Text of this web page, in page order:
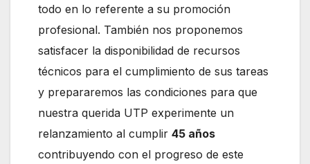
todo en lo referente a su promoción
profesional. También nos proponemos
satisfacer la disponibilidad de recursos
técnicos para el cumplimiento de sus tareas
y prepararemos las condiciones para que
nuestra querida UTP experimente un
relanzamiento al cumplir 45 años
contribuyendo con el progreso de este